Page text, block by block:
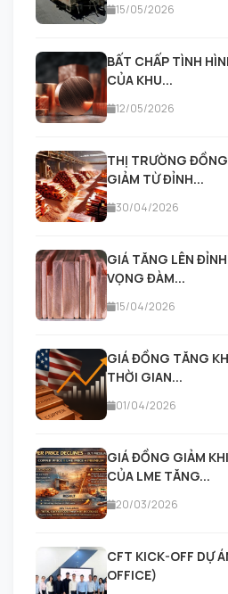
15/05/2026
BẤT CHẤP TÌNH
CỦA KHU...
12/05/2026
THỊ TRƯỜNG
GIẢM TỪ ĐỈNH...
30/04/2026
GIÁ TĂNG LÊN
VỌNG ĐÀM...
15/04/2026
GIÁ ĐỒNG TĂNG
THỜI GIAN...
01/04/2026
GIÁ ĐỒNG GIẢM
CỦA LME TĂNG...
20/03/2026
CFT KICK-OFF DỰ
OFFICE)